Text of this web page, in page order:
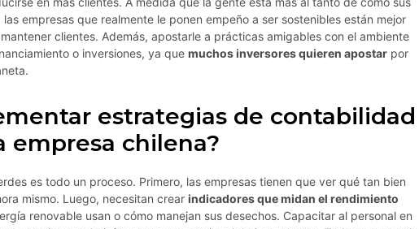
empresas que realmente le ponen empeño a ser sostenibles están mejor
clientes. Además, apostarle a prácticas amigables con el ambiente
o inversiones, ya que muchos inversores quieren apostar por
estrategias de contabilidad
empresa chilena?
es todo un proceso. Primero, las empresas tienen que ver qué tan bien
mismo. Luego, necesitan crear indicadores que midan el rendimiento
renovable usan o cómo manejan sus desechos. Capacitar al personal en